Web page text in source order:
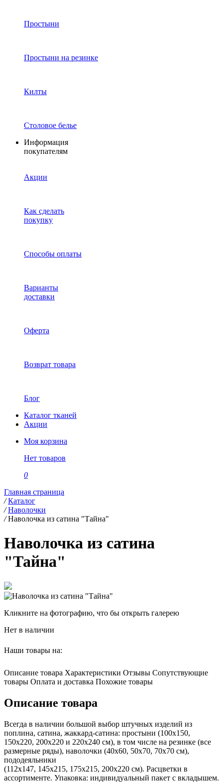
Простыни
Простыни на резинке
Килты
Столовое белье
Информация
покупателям
Акции
Как сделать
покупку
Способы оплаты
Варианты
доставки
Оферта
Возврат товара
Блог
Каталог тканей
Акции
Моя корзина
Нет товаров
0
Главная страница
/ Каталог
/ Наволочки
/ Наволочка из сатина "Тайна"
Наволочка из сатина
"Тайна"
Кликните на фотографию, что бы открыть галерею
Нет в наличии
Наши товары на:
Описание товара Характеристики Отзывы Сопутствующие
товары Оплата и доставка Похожие товары
Описание товара
Всегда в наличии большой выбор штучных изделий из
поплина, сатина, жаккард-сатина: простыни (100х150,
150х220, 200х220 и 220х240 см), в том числе на резинке (все
размерные ряды), наволочки (40х60, 50х70, 70х70 см),
пододеяльники
(112х147, 145х215, 175х215, 200х220 см). Расцветки в
ассортименте. Упаковка: индивидуальный пакет с вкладышем.